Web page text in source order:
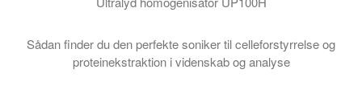
Sådan finder du den perfekte soniker til celleforstyrrelse og
proteinekstraktion i videnskab og analyse